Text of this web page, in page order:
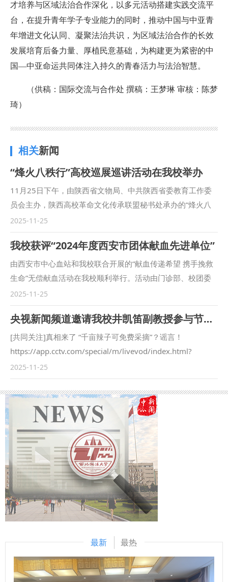
才培养与区域法治合作深化，以多元活动搭建实践交流平
台，在提升青年学子专业能力的同时，推动中国与中亚青
年增进文化认同、凝聚法治共识，为区域法治合作的长效
发展培育后备力量、厚植民意基础，为构建更为紧密的中
国—中亚命运共同体注入持久的青春活力与法治智慧。
（供稿：国际交流与合作处 撰稿：王梦琳 审核：陈梦
琦）
相关新闻
“烽火八秩行”高校巡展巡讲活动在我校举办
11月25日下午，由陕西省文物局、中共陕西省委教育工作委
员会主办，陕西高校革命文化传承联盟秘书处承办的“烽火八
秩行”——纪念中国人民抗日战争暨世界反西斯战争胜利80周
年高校巡展巡讲活动在我校满天星报告厅举行。 活动中，来
自西安事变纪念馆，延安凤凰山革命旧址管理处，延安鲁艺文
化中心、延安文艺纪念馆，延安杨家岭革命旧址管理处，安吴
青训班纪念馆，延安革命纪念馆，绥德革命纪念馆和八路军西
安办事处纪念馆的宣讲人依次登台，他们以“史料+故事+情
景”的创新形式，带领师生穿越烽火岁月，重温那段救亡图存
的壮阔史诗。 情景讲述《历史在这里转折》借沉浸式讲述重
现西安事变等关键历史事件，让师生直观感受共产党人在民族
危亡时的担当；红色故事《国际主义战士白求恩》深情讲述了
《民间传说奏响胜利号角催生民族经典新歌剧》，聚焦1945
年延安，还原鲁艺师生在艰苦条件下，挖掘民间文化打造《白
毛女》等经典，展现革命文艺的强大力量；红色故事《延安窑
洞有马列主义》带领师生走进陕北黄土高原上的普通窑洞，共
同见证了中国共产党人实事求是、独立自主的思想觉醒，正如
窑洞里的灯光照亮了民族复兴的道路；红色故事《抉择——夏
似萍四姐弟的延安之路》通过一个家庭的选择，展现进步青年
奔赴革命圣地的执着，凸显延安精神的感召力；《一部启迪后
人的经典之作》深度解读《论共产党员的修养》，探寻其中党
性密码，说明其为何成为共产党人锤炼党性的必修读本；红色
家桥的关怀，诠释“以人民为中心”的发展思想与艰苦奋斗传
统；红色故事《生命在理想中闪光》讲述了罗锦文烈士将个人
理想融入革命洪流，以平凡生命绽放非凡光芒的动人篇章，正
2025-11-25
我校获评“2024年度西安市团体献血先进单位”
由西安市中心血站和我校联合开展的“献血传递希望 携手挽救
生命”无偿献血活动在我校顺利举行。活动由门诊部、校团委
牵头负责，校红十字志愿者协会协办。 自《中华人民共和国
献血法》颁布实施以来，学校始终积极响应国家号召，在无偿
献血中发挥了重要的示范作用。广大师生以热血传递大爱，积
极参与无偿献血公益事业，用实际行动诠释无私奉献精神，展
现出高度的社会责任感。为激励先进，西安市卫生健康委员会
和西安市红十字会授予我校“2024年度西安市团体献血先进单
位”荣誉。 此次表彰，是对学校的主动作为与师生爱心奉献的
充分肯定。未来，我校将再接再厉，持续发扬救死扶伤、无私
奉献的精神，为推进“健康西安”建设贡献力量。 （供稿：门诊
部 撰稿：王新阳 审核：翁晓磊）
2025-11-25
央视新闻频道邀请我校井凯笛副教授参与节目录制
[共同关注]真相来了 “千亩辣子可免费采摘”？谣言！
https://app.cctv.com/special/m/livevod/index.html?
guid=91ffe7d2406b458c96d24294589c53a7&vtype=2&vs
etId=C10318 [共同关注]真相来了：“千亩辣子可免费采摘”？
谣言！造谣者被行政拘留7日并赔偿5000元 1:12
https://app.cctv.com/special/m/livevod/index.html?
guid=f09bb353de15476a81a2d9c0ac4c4159&vtype=2&vs
etId=C10318
2025-11-25
最新 最热